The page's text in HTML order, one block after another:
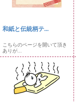
和紙と伝統柄テ...
こちらのページを開いて頂き
ありが...